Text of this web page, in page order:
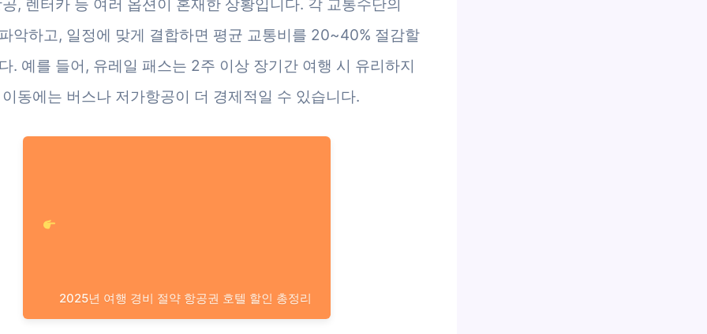
, 렌터카 등 여러 옵션이 혼재한 상황입니다. 각 교통수단의
악하고, 일정에 맞게 결합하면 평균 교통비를 20~40% 절감할
. 예를 들어, 유레일 패스는 2주 이상 장기간 여행 시 유리하지
동에는 버스나 저가항공이 더 경제적일 수 있습니다.
2025년 여행 경비 절약 항공권 호텔 할인 총정리